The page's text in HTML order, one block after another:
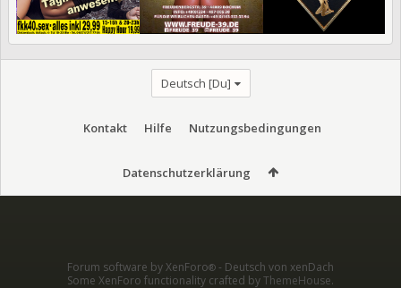
Deutsch [Du]
Kontakt Hilfe Nutzungsbedingungen
Datenschutzerklärung
Forum software by XenForo® - Deutsch von xenDach
Some XenForo functionality crafted byThemeHouse.